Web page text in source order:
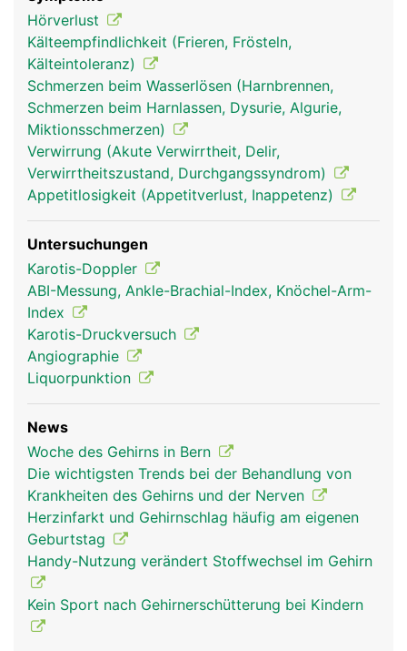
für das Gleichgewicht und die Koordination von
Bewegungen zuständig. Zur optimalen Funktion ist
unser Gehirn auf eine ununterbrochene
Sauerstoffversorgung über die Durchblutung
angewiesen. Eine Unterbrechung des Blutflusses
von mehr als 10 Sekunden führt zur
Bewusstlosigkeit, eine Unterbrechung für mehrere
Minuten führt bereits zu bleibenden Schäden.
Geschützt wird das Gehirn vom umliegenden
Schädelknochen und den umgebenden Hirnhäuten,
zwischen denen die Hirn-Rückenmark-Flüssigkeit
(Liquor) fliesst, um Stösse abzudämpfen. Über den
Liquor wird das Gehirn auch mit Nährstoffen
versorgt.
hirn frau hirn mann kopf Links Frau
Hörverlust
Kälteempfindlichkeit (Frieren, Frösteln,
Kälteintoleranz)
Schmerzen beim Wasserlösen (Harnbrennen,
Schmerzen beim Harnlassen, Dysurie, Algurie,
Miktionsschmerzen)
Verwirrung (Akute Verwirrtheit, Delir,
Verwirrtheitszustand, Durchgangssyndrom)
Appetitlosigkeit (Appetitverlust, Inappetenz)
Untersuchungen
Karotis-Doppler
ABI-Messung, Ankle-Brachial-Index, Knöchel-Arm-
Index
Karotis-Druckversuch
Angiographie
Liquorpunktion
News
Woche des Gehirns in Bern
Die wichtigsten Trends bei der Behandlung von
Krankheiten des Gehirns und der Nerven
Herzinfarkt und Gehirnschlag häufig am eigenen
Geburtstag
Handy-Nutzung verändert Stoffwechsel im Gehirn
Kein Sport nach Gehirnerschütterung bei Kindern